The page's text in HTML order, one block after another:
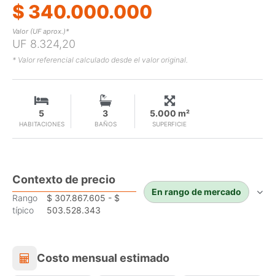
$ 340.000.000
Valor (UF aprox.)*
UF 8.324,20
* Valor referencial calculado desde el valor original.
HABITACIONES
5
BAÑOS
3
SUPERFICIE
5.000 m²
Contexto de precio
Rango
típico
$ 307.867.605 - $
503.528.343
En rango de mercado
Costo mensual estimado
Costo mensual estimado